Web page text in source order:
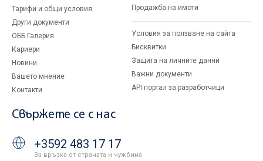
Тарифи и общи условия
Други документи
ОББ Галерия
Кариери
Новини
Вашето мнение
Контакти
Продажба на имоти
Условия за ползване на сайта
Бисквитки
Защита на личните данни
Важни документи
API портал за разработчици
Свържете се с нас
+3592 483 17 17
За връзка от страната и чужбина